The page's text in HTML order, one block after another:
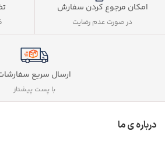
امکان مرجوع کردن سفارش
در صورت عدم رضایت
ارسال سریع
با پست پیشتاز
درباره ی ما